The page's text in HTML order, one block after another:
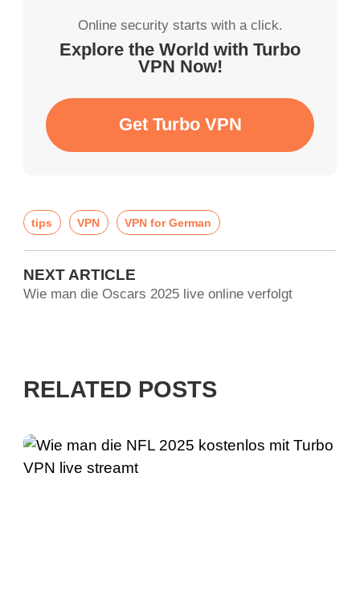
Online security starts with a click.
Explore the World with Turbo
VPN Now!
Get Turbo VPN
tips VPN VPN for German
NEXT ARTICLE
Wie man die Oscars 2025 live online verfolgt
RELATED POSTS